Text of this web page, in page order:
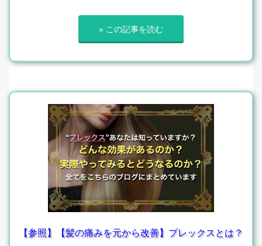
» この記事を読む
【参照】【髪の痛みを元から改善】プレックスとは？